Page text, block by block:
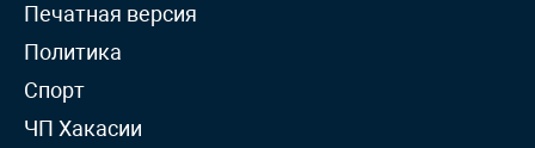
Печатная версия
Политика
Спорт
ЧП Хакасии